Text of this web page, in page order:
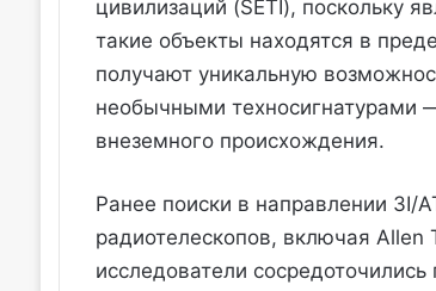
цивилизаций (SETI), поскольку
такие объекты находятся в
получают уникальную
необычными техносигнатурами
внеземного происхождения.
Ранее поиски в направлении 3I/
радиотелескопов, включая Allen
исследователи